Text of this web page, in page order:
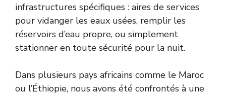
infrastructures spécifiques : aires de services
pour vidanger les eaux usées, remplir les
réservoirs d’eau propre, ou simplement
stationner en toute sécurité pour la nuit.
Dans plusieurs pays africains comme le Maroc
ou l’Éthiopie, nous avons été confrontés à une